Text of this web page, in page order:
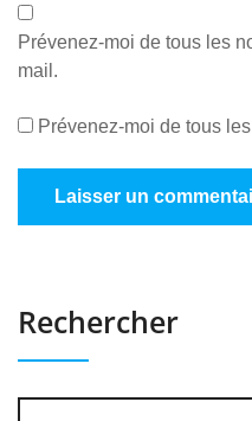
Prévenez-moi de tous les
mail.
Prévenez-moi de tous
Rechercher